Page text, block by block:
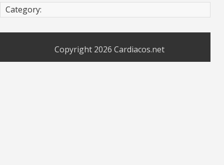
Category:
Copyright 2026 Cardiacos.net